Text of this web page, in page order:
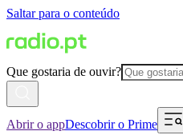
Saltar para o conteúdo
Que gostaria de ouvir?
Abrir o appDescobrir o Prime